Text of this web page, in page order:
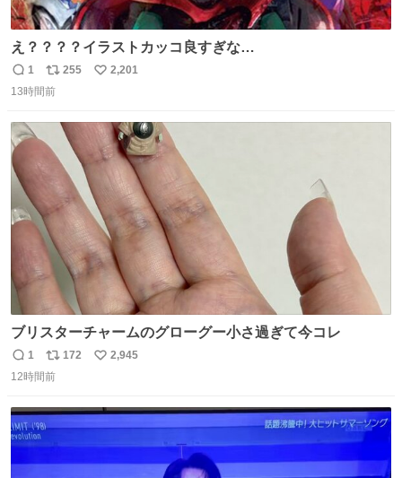
え？？？？イラストカッコ良すぎな
い？？？？？？？？？？？？
返
信
1
リ
ポ
数
255
い
数
2,201
13時間前
ブリスターチャームのグローグー小さ過ぎて今コレ
返
信
1
リ
ポ
ト
172
い
数
2,945
12時間前